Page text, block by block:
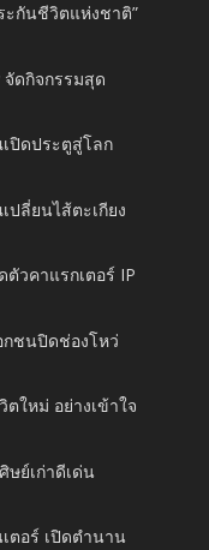
ะกันชีวิตแห่งชาติ”
จัดกิจกรรมสุด
ปิดประตูสู่โลก
ปลี่ยนไส้ตะเกียง
ตัวคาแรกเตอร์ IP
กชนปิดช่องโหว่
ใหม่ อย่างเข้าใจ
ย์เก่าดีเด่น
ตอร์ เปิดตำนาน